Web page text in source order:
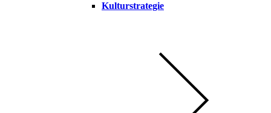
Kulturstrategie